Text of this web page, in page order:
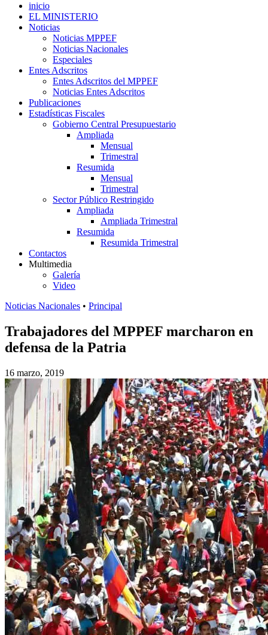
inicio
EL MINISTERIO
Noticias
Noticias MPPEF
Noticias Nacionales
Especiales
Entes Adscritos
Entes Adscritos del MPPEF
Noticias Entes Adscritos
Publicaciones
Estadísticas Fiscales
Gobierno Central Presupuestario
Ampliada
Mensual
Trimestral
Resumida
Mensual
Trimestral
Sector Público Restringido
Ampliada
Ampliada Trimestral
Resumida
Resumida Trimestral
Contactos
Multimedia
Galería
Video
Noticias Nacionales • Principal
Trabajadores del MPPEF marcharon en
defensa de la Patria
16 marzo, 2019